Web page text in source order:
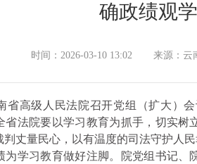
确政绩观
时间：2026-03-10 13:02 来源：云
省高级人民法院召开党组（扩大）
省法院要以学习教育为抓手，切实
丈量民心，以有温度的司法守护人
为学习教育做好注脚。院党组书记